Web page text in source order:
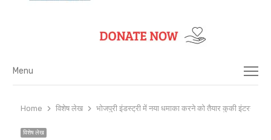
Menu
Menu
Home विशेष लेख भोजपुरी इंडस्ट्री में नया धमाका करने को तैयार कुकी
विशेष लेख